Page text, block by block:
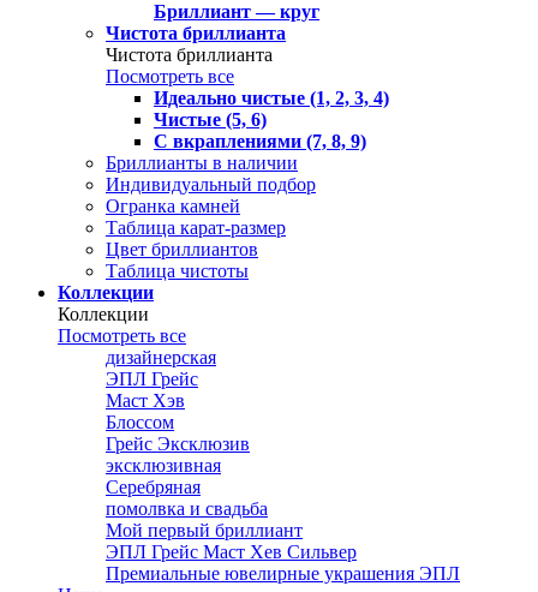
Бриллиант — круг
Чистота бриллианта
Чистота бриллианта
Посмотреть все
Идеально чистые (1, 2, 3, 4)
Чистые (5, 6)
С вкраплениями (7, 8, 9)
Бриллианты в наличии
Индивидуальный подбор
Огранка камней
Таблица карат-размер
Цвет бриллиантов
Таблица чистоты
Коллекции
Коллекции
Посмотреть все
дизайнерская
ЭПЛ Грейс
Маст Хэв
Блоссом
Грейс Эксклюзив
эксклюзивная
Серебряная
помолвка и свадьба
Мой первый бриллиант
ЭПЛ Грейс Маст Хев Сильвер
Премиальные ювелирные украшения ЭПЛ